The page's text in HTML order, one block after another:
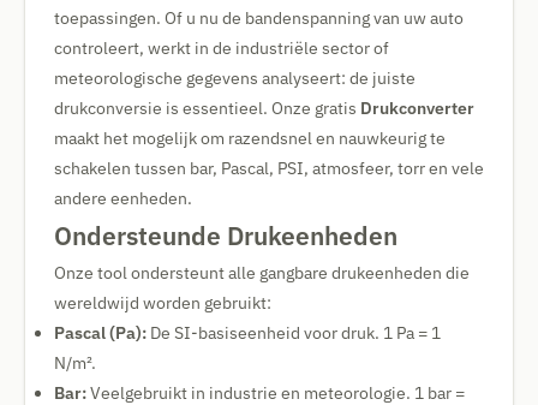
toepassingen. Of u nu de bandenspanning van uw auto
controleert, werkt in de industriële sector of
meteorologische gegevens analyseert: de juiste
drukconversie is essentieel. Onze gratis Drukconverter
maakt het mogelijk om razendsnel en nauwkeurig te
schakelen tussen bar, Pascal, PSI, atmosfeer, torr en vele
andere eenheden.
Ondersteunde Drukeenheden
Onze tool ondersteunt alle gangbare drukeenheden die
wereldwijd worden gebruikt:
Pascal (Pa): De SI-basiseenheid voor druk. 1 Pa = 1
N/m².
Bar:Veelgebruikt in industrie en meteorologie. 1 bar =